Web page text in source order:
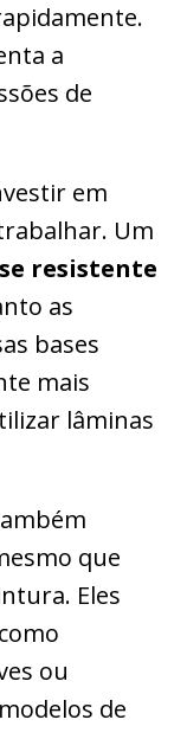
a
de
em
Um
resistente
as
bases
mais
lâminas
que
Eles
ou
de